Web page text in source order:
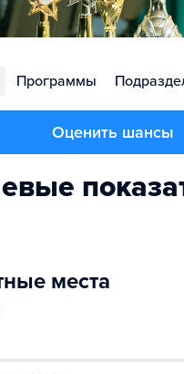
Программы
Оценить шансы
места